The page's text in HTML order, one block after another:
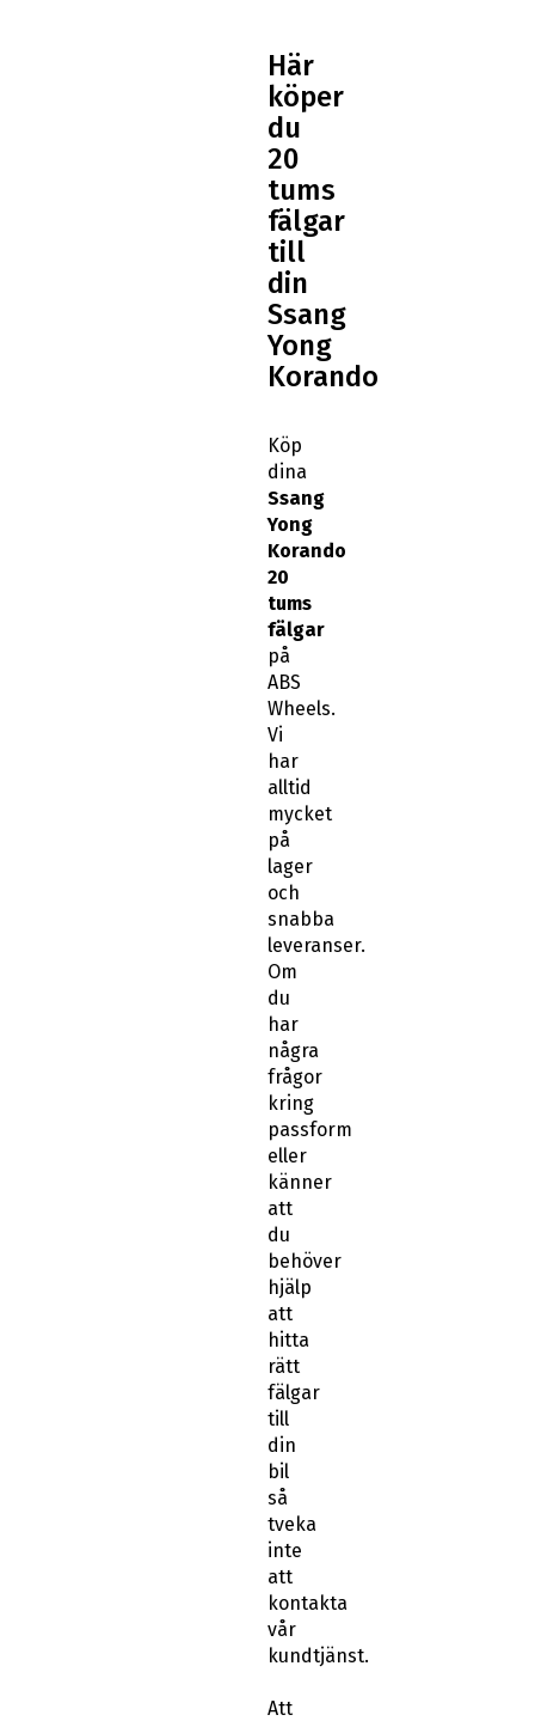
Här
köper
du
20
tums
fälgar
till
din
Ssang
Yong
Korando
Köp
dina
Ssang
Yong
Korando
20
tums
fälgar
på
ABS
Wheels.
Vi
har
alltid
mycket
på
lager
och
snabba
leveranser.
Om
du
har
några
frågor
kring
passform
eller
känner
att
du
behöver
hjälp
att
hitta
rätt
fälgar
till
din
bil
så
tveka
inte
att
kontakta
vår
kundtjänst.
Att